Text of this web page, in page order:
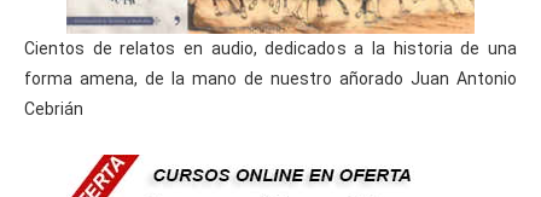
Cientos de relatos en audio, dedicados a la historia de una
forma amena, de la mano de nuestro añorado Juan Antonio
Cebrián